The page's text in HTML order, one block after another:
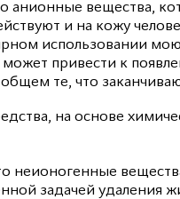
анионные вещества,
и на кожу
использовании
может привести к
те, что
на основе
неионогенные
задачей